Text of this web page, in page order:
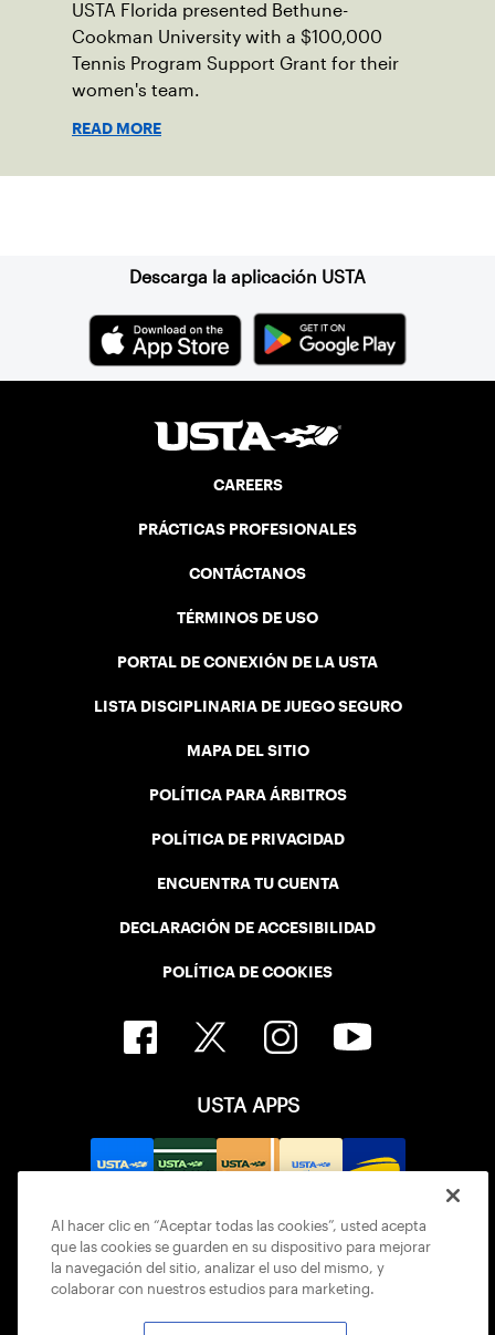
USTA Florida presented Bethune-
Cookman University with a $100,000
Tennis Program Support Grant for their
women's team.
READ MORE
Descarga la aplicación USTA
CAREERS
PRÁCTICAS PROFESIONALES
CONTÁCTANOS
TÉRMINOS DE USO
PORTAL DE CONEXIÓN DE LA USTA
LISTA DISCIPLINARIA DE JUEGO SEGURO
MAPA DEL SITIO
POLÍTICA PARA ÁRBITROS
POLÍTICA DE PRIVACIDAD
ENCUENTRA TU CUENTA
DECLARACIÓN DE ACCESIBILIDAD
POLÍTICA DE COOKIES
USTA APPS
Al hacer clic en “Aceptar todas las cookies”, usted acepta
que las cookies se guarden en su dispositivo para mejorar
la navegación del sitio, analizar el uso del mismo, y
colaborar con nuestros estudios para marketing.